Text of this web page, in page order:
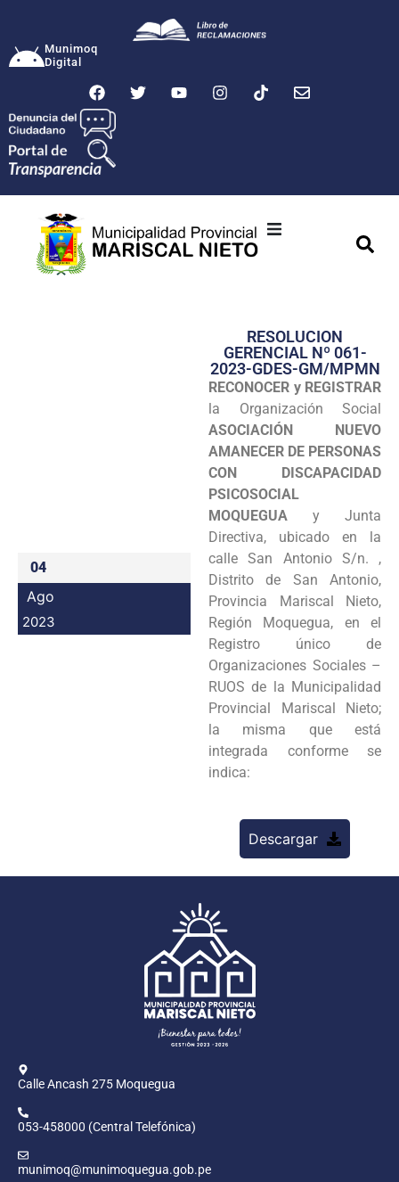
Munimoq
Digital
Transparencia
Seguridad
Programas
Intranet
04
Ago
2023
RESOLUCION
GERENCIAL Nº 061-
2023-GDES-GM/MPMN
RECONOCER y REGISTRAR
la Organización Social
ASOCIACIÓN NUEVO
AMANECER DE PERSONAS
CON DISCAPACIDAD
PSICOSOCIAL
MOQUEGUA y Junta
Directiva, ubicado en la
calle San Antonio S/n. ,
Distrito de San Antonio,
Provincia Mariscal Nieto,
Región Moquegua, en el
Registro único de
Organizaciones Sociales –
RUOS de la Municipalidad
Provincial Mariscal Nieto;
la misma que está
integrada conforme se
indica:
Descargar
Calle Ancash 275 Moquegua
053-458000 (Central Telefónica)
munimoq@munimoquegua.gob.pe